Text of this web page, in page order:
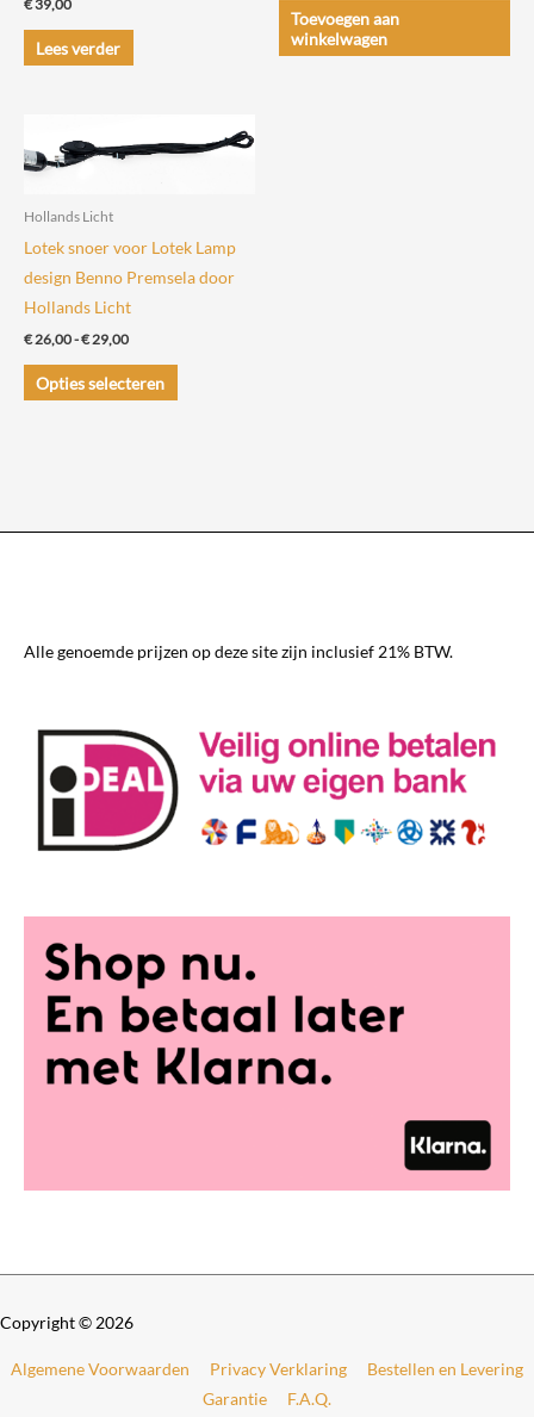
€39,00
Lees verder
Toevoegen aan
winkelwagen
Hollands Licht
Lotek snoer voor Lotek Lamp
design Benno Premsela door
Hollands Licht
€26,00-€29,00Prijsklasse:
tot
€ 29,00
Opties selecteren
Dit
product
productpagina
Alle genoemde prijzen op deze site zijn inclusief 21% BTW.
Copyright © 2026
Algemene Voorwaarden Privacy Verklaring
Bestellen en Levering
Garantie
F.A.Q.